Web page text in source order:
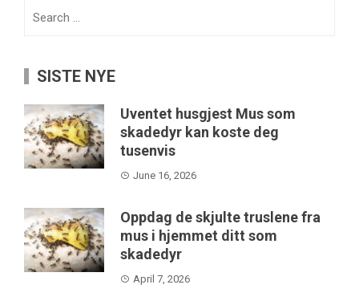
SISTE NYE
Uventet husgjest Mus som
skadedyr kan koste deg
tusenvis
June 16, 2026
Oppdag de skjulte truslene fra
mus i hjemmet ditt som
skadedyr
April 7, 2026